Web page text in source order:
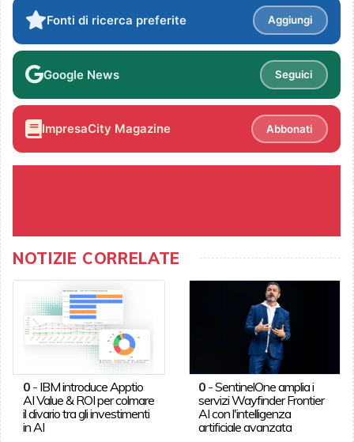
Fonti di ricerca preferite Aggiungi
Google News Seguici
ImpresaCity Magazine Abbonati
NOTIZIE CORRELATE
0- IBM introduce Apptio
AI Value & ROI per colmare
il divario tra gli investimenti
in AI
0 -SentinelOne amplia i
servizi Wayfinder Frontier
AI con l'intelligenza
artificiale avanzata